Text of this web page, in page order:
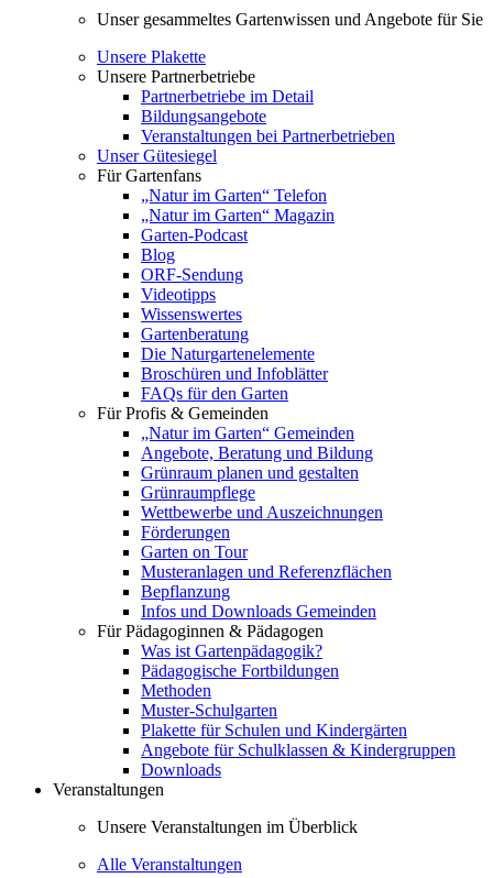
Unser gesammeltes Gartenwissen und Angebote für Sie
Unsere Plakette
Unsere Partnerbetriebe
Partnerbetriebe im Detail
Bildungsangebote
Veranstaltungen bei Partnerbetrieben
Unser Gütesiegel
Für Gartenfans
„Natur im Garten“ Telefon
„Natur im Garten“ Magazin
Garten-Podcast
Blog
ORF-Sendung
Videotipps
Wissenswertes
Gartenberatung
Die Naturgartenelemente
Broschüren und Infoblätter
FAQs für den Garten
Für Profis & Gemeinden
„Natur im Garten“ Gemeinden
Angebote, Beratung und Bildung
Grünraum planen und gestalten
Grünraumpflege
Wettbewerbe und Auszeichnungen
Förderungen
Garten on Tour
Musteranlagen und Referenzflächen
Bepflanzung
Infos und Downloads Gemeinden
Für Pädagoginnen & Pädagogen
Was ist Gartenpädagogik?
Pädagogische Fortbildungen
Methoden
Muster-Schulgarten
Plakette für Schulen und Kindergärten
Angebote für Schulklassen & Kindergruppen
Downloads
Veranstaltungen
Unsere Veranstaltungen im Überblick
Alle Veranstaltungen